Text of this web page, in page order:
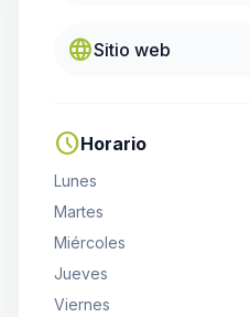
languageSitio web
scheduleHorario
Lunes
Martes
Miércoles
Jueves
Viernes